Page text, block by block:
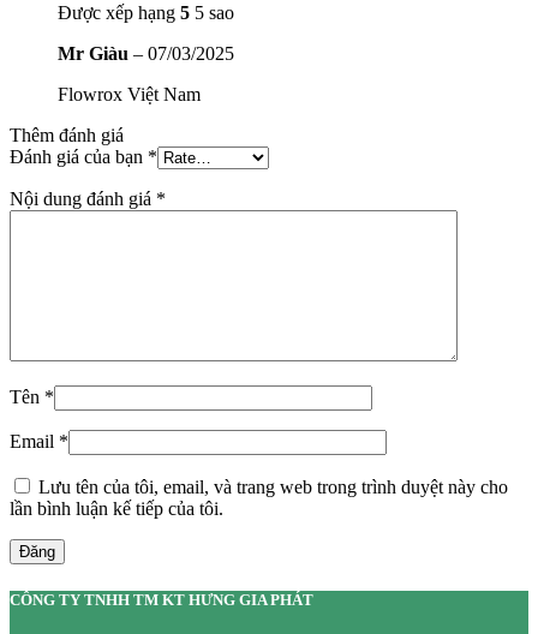
Được xếp hạng 5 5 sao
Mr Giàu – 07/03/2025
Flowrox Việt Nam
Thêm đánh giá
Đánh giá của bạn *
Nội dung đánh giá *
Tên *
Email *
Lưu tên của tôi, email, và trang web trong trình duyệt này cho
lần bình luận kế tiếp của tôi.
Đăng
CÔNG TY TNHH TM KT HƯNG GIA PHÁT